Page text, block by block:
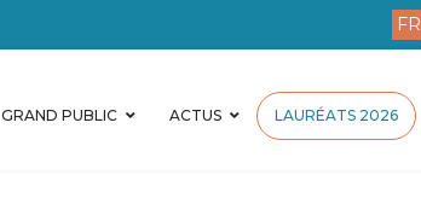
FR
GRAND PUBLIC ACTUS LAURÉATS 2026